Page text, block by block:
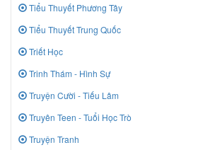
Tiểu Thuyết Phương Tây
Tiểu Thuyết Trung Quốc
Triết Học
Trinh Thám - Hình Sự
Truyện Cười - Tiếu Lâm
Truyên Teen - Tuổi Học Trò
Truyện Tranh